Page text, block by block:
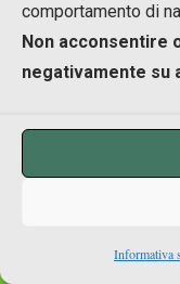
comportamento di
Non acconsentire
negativamente su
Informativa
Preferisci che
vuoi andare sul
Allora visto che
attivo nella